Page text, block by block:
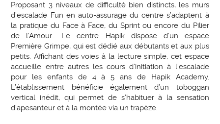
Proposant 3 niveaux de difficulté bien distincts, les murs
d’escalade Fun en auto-assurage du centre s’adaptent à
la pratique du Face à Face, du Sprint ou encore du Pilier
de l’Amour… Le centre Hapik dispose d’un espace
Première Grimpe, qui est dédié aux débutants et aux plus
petits. Affichant des voies à la lecture simple, cet espace
accueille entre autres les cours d’initiation à l’escalade
pour les enfants de 4 à 5 ans de Hapik Academy.
L’établissement bénéficie également d’un toboggan
vertical inédit, qui permet de s’habituer à la sensation
d’apesanteur et à la montée via un trapèze.